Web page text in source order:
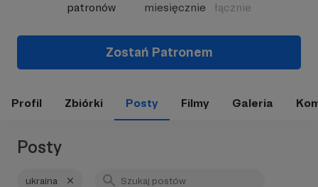
patronów
miesięcznie
łącznie
Zostań Patronem
Profil Zbiórki Posty Filmy Galeria
Posty
ukraina